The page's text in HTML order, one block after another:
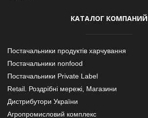
КАТАЛОГ КОМПАНИЙ
Постачальники продуктів харчування
Постачальники nonfood
Постачальники Private Label
Retail. Роздрібні мережі, Магазини
Дистрибутори України
Агропромисловий комплекс